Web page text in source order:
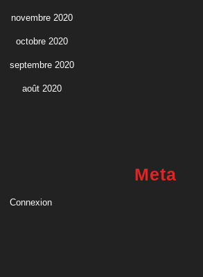
novembre 2020
octobre 2020
septembre 2020
août 2020
Meta
Connexion